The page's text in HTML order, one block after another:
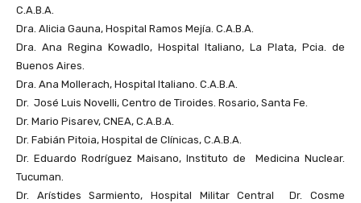
C.A.B.A.
Dra. Alicia Gauna, Hospital Ramos Mejía. C.A.B.A.
Dra. Ana Regina Kowadlo, Hospital Italiano, La Plata, Pcia. de
Buenos Aires.
Dra. Ana Mollerach, Hospital Italiano. C.A.B.A.
Dr. José Luis Novelli, Centro de Tiroides. Rosario, Santa Fe.
Dr. Mario Pisarev, CNEA, C.A.B.A.
Dr. Fabián Pitoia, Hospital de Clínicas, C.A.B.A.
Dr. Eduardo Rodríguez Maisano, Instituto de Medicina Nuclear.
Tucuman.
Dr. Arístides Sarmiento, Hospital Militar Central Dr. Cosme